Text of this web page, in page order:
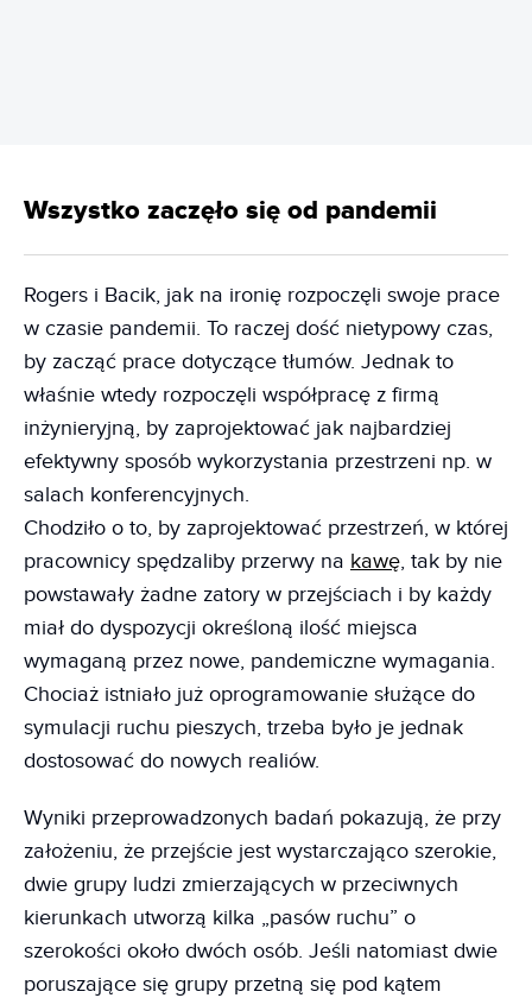
Wszystko zaczęło się od pandemii
Rogers i Bacik, jak na ironię rozpoczęli swoje prace
w czasie pandemii. To raczej dość nietypowy czas,
by zacząć prace dotyczące tłumów. Jednak to
właśnie wtedy rozpoczęli współpracę z firmą
inżynieryjną, by zaprojektować jak najbardziej
efektywny sposób wykorzystania przestrzeni np. w
salach konferencyjnych.
Chodziło o to, by zaprojektować przestrzeń, w której
pracownicy spędzaliby przerwy na kawę, tak by nie
powstawały żadne zatory w przejściach i by każdy
miał do dyspozycji określoną ilość miejsca
wymaganą przez nowe, pandemiczne wymagania.
Chociaż istniało już oprogramowanie służące do
symulacji ruchu pieszych, trzeba było je jednak
dostosować do nowych realiów.
Wyniki przeprowadzonych badań pokazują, że przy
założeniu, że przejście jest wystarczająco szerokie,
dwie grupy ludzi zmierzających w przeciwnych
kierunkach utworzą kilka „pasów ruchu” o
szerokości około dwóch osób. Jeśli natomiast dwie
poruszające się grupy przetną się pod kątem